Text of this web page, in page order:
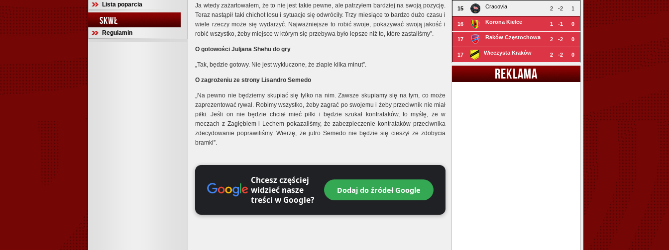
Lista poparcia
SKWŁ
Regulamin
Ja wtedy zażartowałem, że to nie jest takie pewne, ale patrzyłem bardziej na swoją pozycję.
Teraz nastąpił taki chichot losu i sytuacje się odwróciły. Trzy miesiące to bardzo dużo czasu i
wiele rzeczy może się wydarzyć. Najważniejsze to robić swoje, pokazywać swoją jakość i
robić wszystko, żeby miejsce w którym się przebywa było lepsze niż to, które zastaliśmy”.
O gotowości Juljana Shehu do gry
„Tak, będzie gotowy. Nie jest wykluczone, że złapie kilka minut”.
O zagrożeniu ze strony Lisandro Semedo
„Na pewno nie będziemy skupiać się tylko na nim. Zawsze skupiamy się na tym, co może
zaprezentować rywal. Robimy wszystko, żeby zagrać po swojemu i żeby przeciwnik nie miał
piłki. Jeśli on nie będzie chciał mieć piłki i będzie szukał kontrataków, to myślę, że w
meczach z Zagłębiem i Lechem pokazaliśmy, że zabezpieczenie kontrataków przeciwnika
zdecydowanie poprawiliśmy. Wierzę, że jutro Semedo nie będzie się cieszył ze zdobycia
bramki”.
Chcesz częściej
widzieć nasze
treści w Google?
Dodaj do źródeł Google
15 Cracovia 2 -2 1
16 Korona Kielce 1 -1 0
17 Raków Częstochowa 2 -2 0
17 Wieczysta Kraków 2 -2 0
REKLAMA